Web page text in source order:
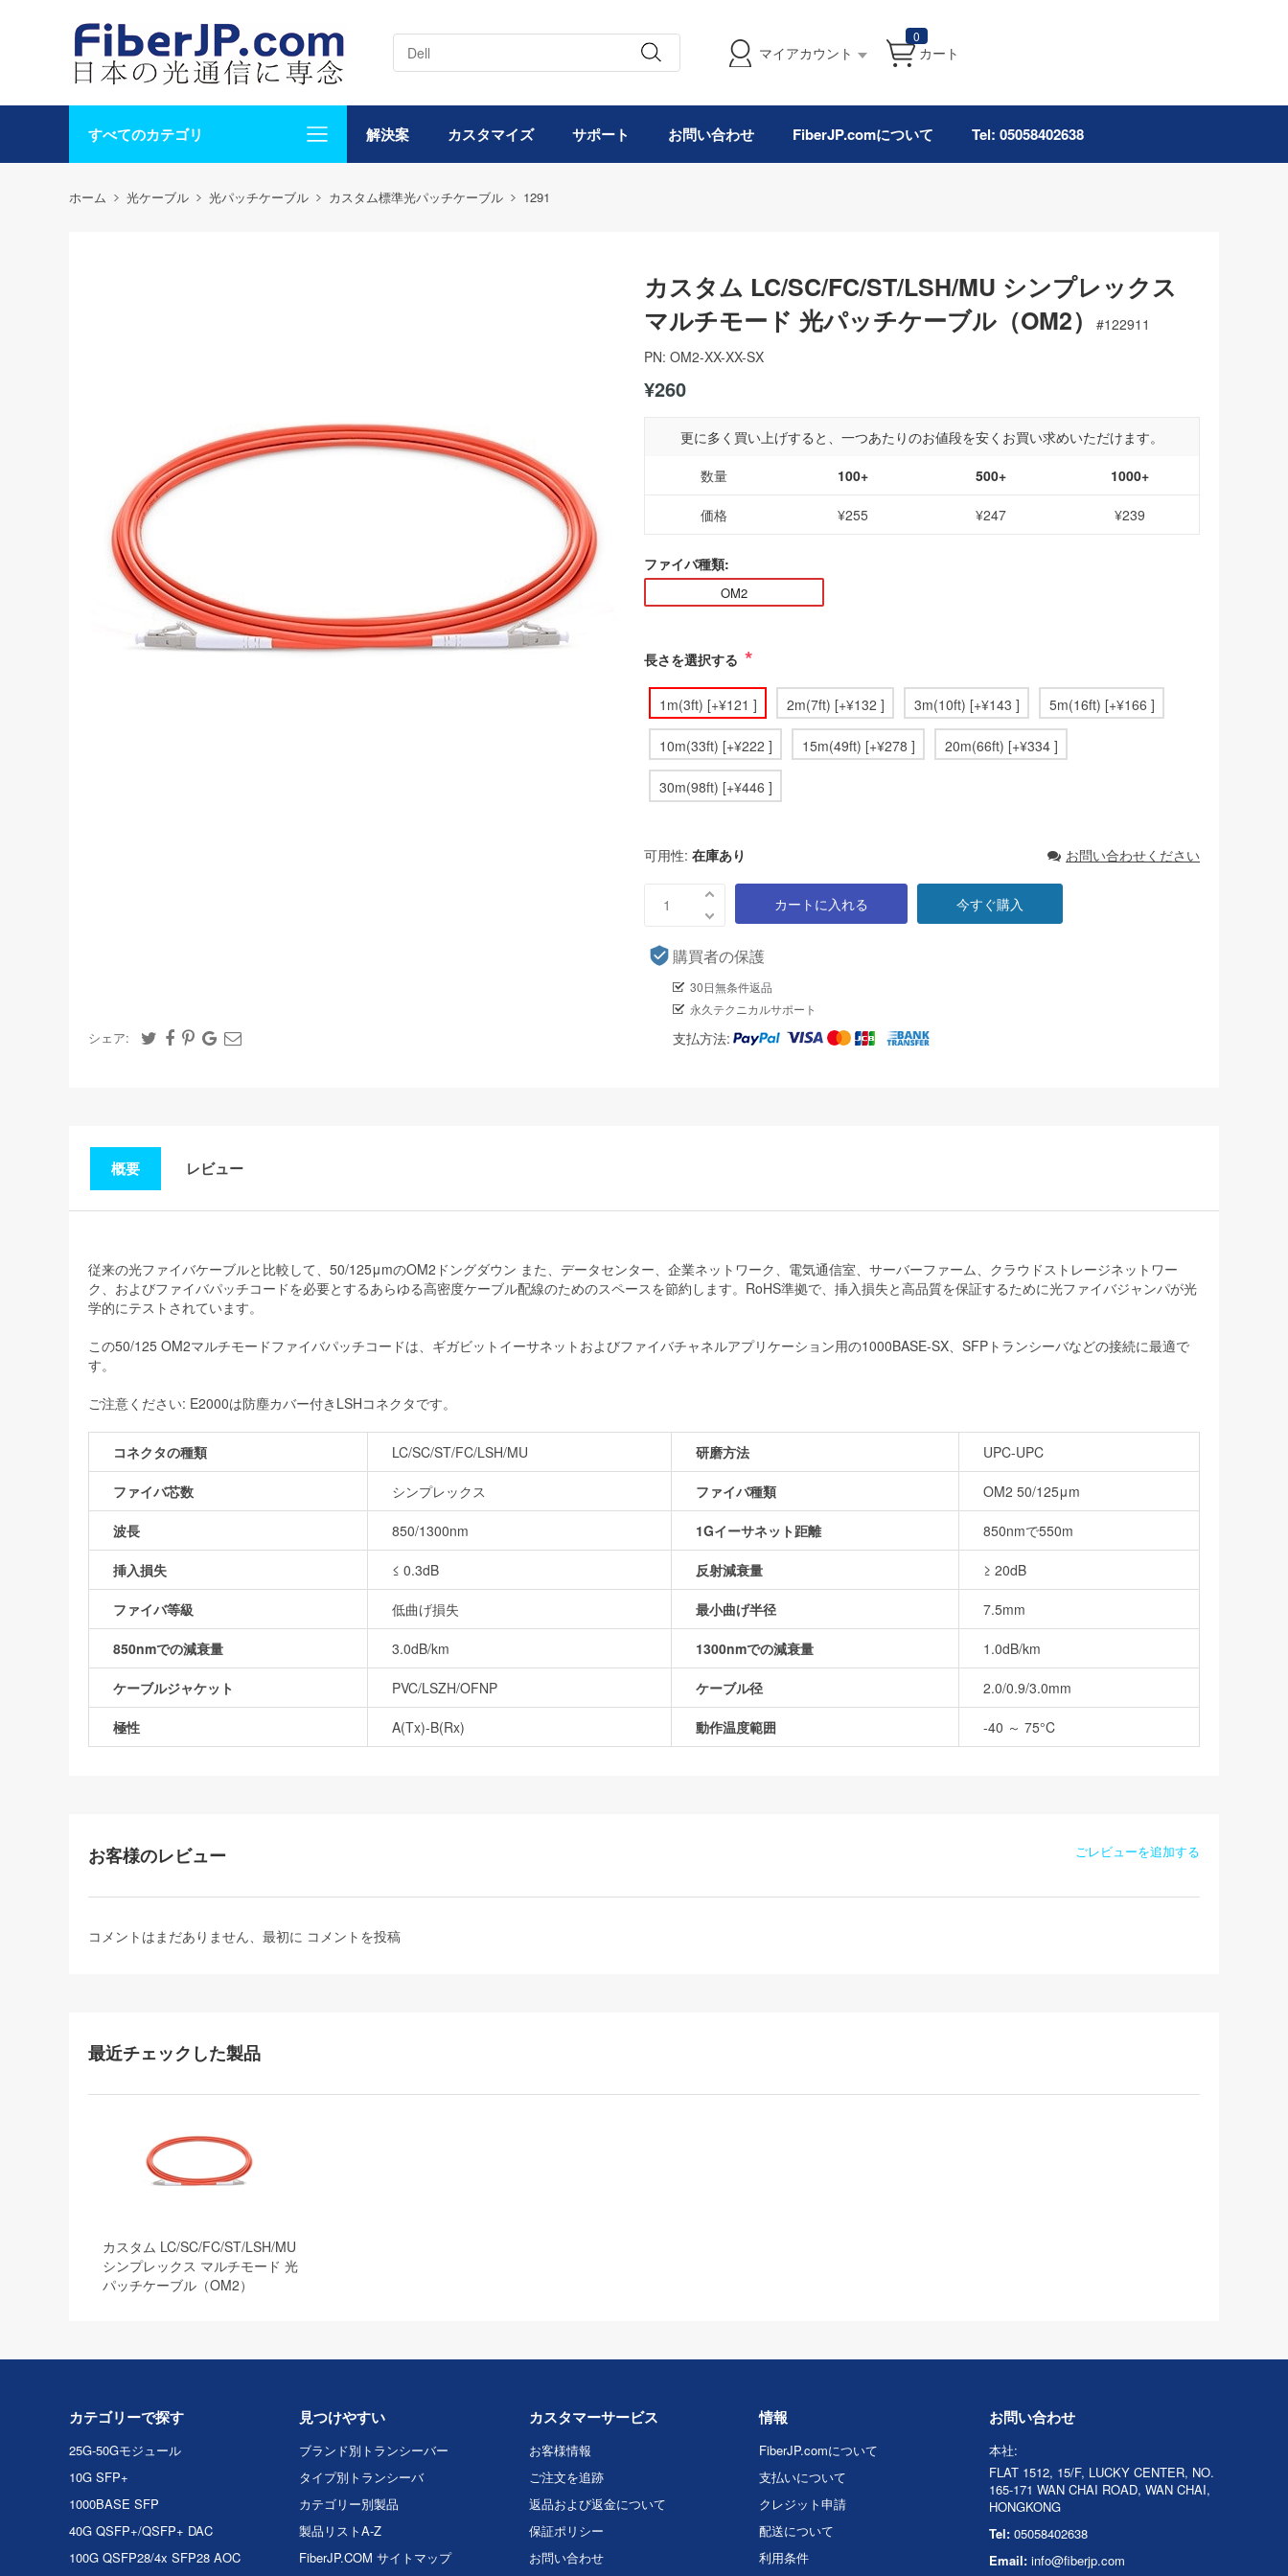
マイアカウント
0
カート
すべてのカテゴリ 解決案 カスタマイズ サポート お問い合わせ FiberJP.comについて Tel: 05058402638
ホーム 光ケーブル 光パッチケーブル カスタム標準光パッチケーブル 1291
シェア:
カスタム LC/SC/FC/ST/LSH/MU シンプレックス
マルチモード 光パッチケーブル（OM2）
#122911
PN: OM2-XX-XX-SX
¥260
更に多く買い上げすると、一つあたりのお値段を安くお買い求めいただけます。
数量
100+ 500+ 1000+
価格 ¥255 ¥247 ¥239
ファイバ種類:
OM2
長さを選択する *
1m(3ft) [+¥121 ] 2m(7ft) [+¥132 ] 3m(10ft) [+¥143 ] 5m(16ft) [+¥166 ]
10m(33ft) [+¥222 ] 15m(49ft) [+¥278 ] 20m(66ft) [+¥334 ]
30m(98ft) [+¥446 ]
可用性: 在庫あり お問い合わせください
カートに入れる 今すぐ購入
購買者の保護
30日無条件返品
永久テクニカルサポート
支払方法:
概要 レビュー
従来の光ファイバケーブルと比較して、50/125μmのOM2ドングダウン また、データセンター、企業ネットワーク、電気通信室、サーバーファーム、クラウドストレージネットワー
ク、およびファイバパッチコードを必要とするあらゆる高密度ケーブル配線のためのスペースを節約します。RoHS準拠で、挿入損失と高品質を保証するために光ファイバジャンパが光
学的にテストされています。
この50/125 OM2マルチモードファイバパッチコードは、ギガビットイーサネットおよびファイバチャネルアプリケーション用の1000BASE-SX、SFPトランシーバなどの接続に最適で
す。
ご注意ください: E2000は防塵カバー付きLSHコネクタです。
コネクタの種類 LC/SC/ST/FC/LSH/MU 研磨方法 UPC-UPC
ファイバ芯数 シンプレックス ファイバ種類 OM2 50/125μm
波長 850/1300nm 1Gイーサネット距離 850nmで550m
挿入損失 ≤ 0.3dB 反射減衰量 ≥ 20dB
ファイバ等級 低曲げ損失 最小曲げ半径 7.5mm
850nmでの減衰量 3.0dB/km 1300nmでの減衰量 1.0dB/km
ケーブルジャケット PVC/LSZH/OFNP ケーブル径 2.0/0.9/3.0mm
極性 A(Tx)-B(Rx) 動作温度範囲 -40 ～ 75°C
お客様のレビュー ごレビューを追加する
コメントはまだありません、最初に コメントを投稿
最近チェックした製品
カスタム LC/SC/FC/ST/LSH/MU
シンプレックス マルチモード 光
パッチケーブル（OM2）
カテゴリーで探す
25G-50Gモジュール
10G SFP+
1000BASE SFP
40G QSFP+/QSFP+ DAC
100G QSFP28/4x SFP28 AOC
見つけやすい
ブランド別トランシーバー
タイプ別トランシーバ
カテゴリー別製品
製品リストA-Z
FiberJP.COM サイトマップ
カスタマーサービス
お客様情報
ご注文を追跡
返品および返金について
保証ポリシー
お問い合わせ
情報
FiberJP.comについて
支払いについて
クレジット申請
配送について
利用条件
お問い合わせ
本社:
FLAT 1512, 15/F, LUCKY CENTER, NO.
165-171 WAN CHAI ROAD, WAN CHAI,
HONGKONG
Tel: 05058402638
Email: info@fiberjp.com